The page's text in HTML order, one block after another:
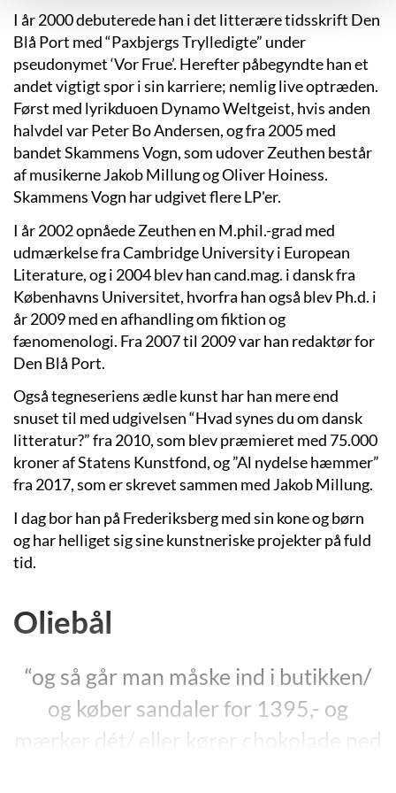
I år 2000 debuterede han i det litterære tidsskrift Den
Blå Port med “Paxbjergs Trylledigte” under
pseudonymet ‘Vor Frue’. Herefter påbegyndte han et
andet vigtigt spor i sin karriere; nemlig live optræden.
Først med lyrikduoen Dynamo Weltgeist, hvis anden
halvdel var Peter Bo Andersen, og fra 2005 med
bandet Skammens Vogn, som udover Zeuthen består
af musikerne Jakob Millung og Oliver Hoiness.
Skammens Vogn har udgivet flere LP'er.
I år 2002 opnåede Zeuthen en M.phil.-grad med
udmærkelse fra Cambridge University i European
Literature, og i 2004 blev han cand.mag. i dansk fra
Københavns Universitet, hvorfra han også blev Ph.d. i
år 2009 med en afhandling om fiktion og
fænomenologi. Fra 2007 til 2009 var han redaktør for
Den Blå Port.
Også tegneseriens ædle kunst har han mere end
snuset til med udgivelsen “Hvad synes du om dansk
litteratur?” fra 2010, som blev præmieret med 75.000
kroner af Statens Kunstfond,og ”Al nydelse hæmmer”
fra 2017, som er skrevet sammen med Jakob Millung.
I dag bor han på Frederiksberg med sin kone og børn
og har helliget sig sine kunstneriske projekter på fuld
tid.
Oliebål
“og så går man måske ind i butikken/
og køber sandaler for 1395,- og
mærker dét/ eller kører chokolade ned